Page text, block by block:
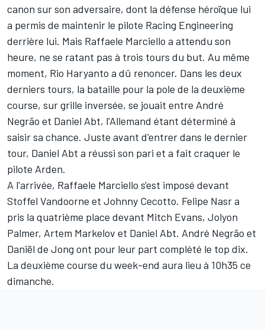
canon sur son adversaire, dont la défense héroïque lui
a permis de maintenir le pilote Racing Engineering
derrière lui. Mais Raffaele Marciello a attendu son
heure, ne se ratant pas à trois tours du but. Au même
moment, Rio Haryanto a dû renoncer. Dans les deux
derniers tours, la bataille pour la pole de la deuxième
course, sur grille inversée, se jouait entre André
Negrão et Daniel Abt, l'Allemand étant déterminé à
saisir sa chance. Juste avant d'entrer dans le dernier
tour, Daniel Abt a réussi son pari et a fait craquer le
pilote Arden.
A l'arrivée, Raffaele Marciello s'est imposé devant
Stoffel Vandoorne et Johnny Cecotto. Felipe Nasr a
pris la quatrième place devant Mitch Evans, Jolyon
Palmer, Artem Markelov et Daniel Abt. André Negrão et
Daniël de Jong ont pour leur part complété le top dix.
La deuxième course du week-end aura lieu à 10h35 ce
dimanche.